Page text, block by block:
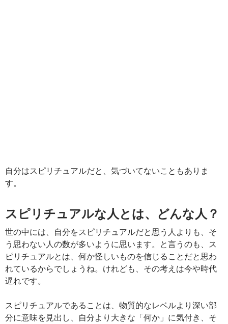
自分はスピリチュアルだと、気づいてないこともありま
す。
スピリチュアルな人とは、どんな人？
世の中には、自分をスピリチュアルだと思う人よりも、そ
う思わない人の数が多いように思います。と言うのも、ス
ピリチュアルとは、何か怪しいものを信じることだと思わ
れているからでしょうね。けれども、その考えは今や時代
遅れです。
スピリチュアルであることは、物質的なレベルより深い部
分に意味を見出し、自分より大きな「何か」に気付き、そ